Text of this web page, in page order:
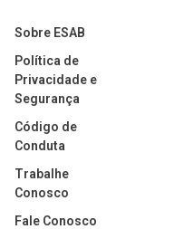
Sobre ESAB
Política de
Privacidade e
Segurança
Código de
Conduta
Trabalhe
Conosco
Fale Conosco